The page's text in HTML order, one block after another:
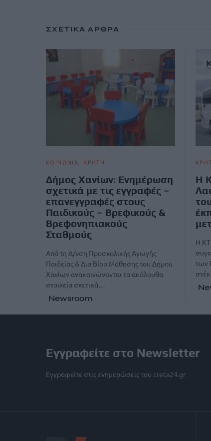
ΣΧΕΤΙΚΆ ΆΡΘΡΑ
ΚΟΙΝΩΝΙΑ ΚΡΗΤΗ
Δήμος Χανίων: Ενημέρωση
σχετικά με τις εγγραφές –
επανεγγραφές στους
Παιδικούς – Βρεφικούς &
Βρεφονηπιακούς
Σταθμούς
Από τη Δ/νση Προσχολικής Αγωγής
Παιδείας & Δια Βίου Μάθησης του Δήμου
Χανίων ανακοινώνονται τα ακόλουθα
στοιχεία σχετικά…
Newsroom
Η
Η
των
Εγγραφείτε στο Newsletter
Εγγραφείτε στις ενημερώσεις του creta24.gr